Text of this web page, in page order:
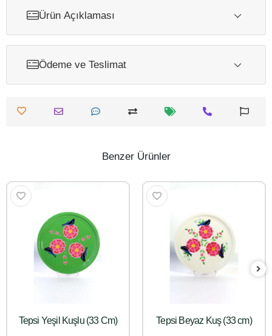
Ürün Açıklaması
Ödeme ve Teslimat
Benzer Ürünler
Tepsi Yeşil Kuşlu (33 Cm) Tepsi Beyaz Kuş (33 cm)